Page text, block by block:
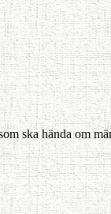
ska hända om